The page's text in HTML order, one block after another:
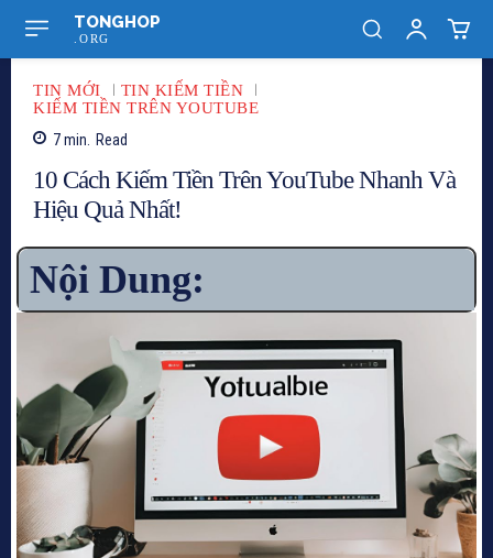
TONGHOP
.ORG
TIN MỚI
TIN KIẾM TIỀN
KIẾM TIỀN TRÊN YOUTUBE
7min. Read
10 Cách Kiếm Tiền Trên YouTube Nhanh Và
Hiệu Quả Nhất!
Nội Dung: